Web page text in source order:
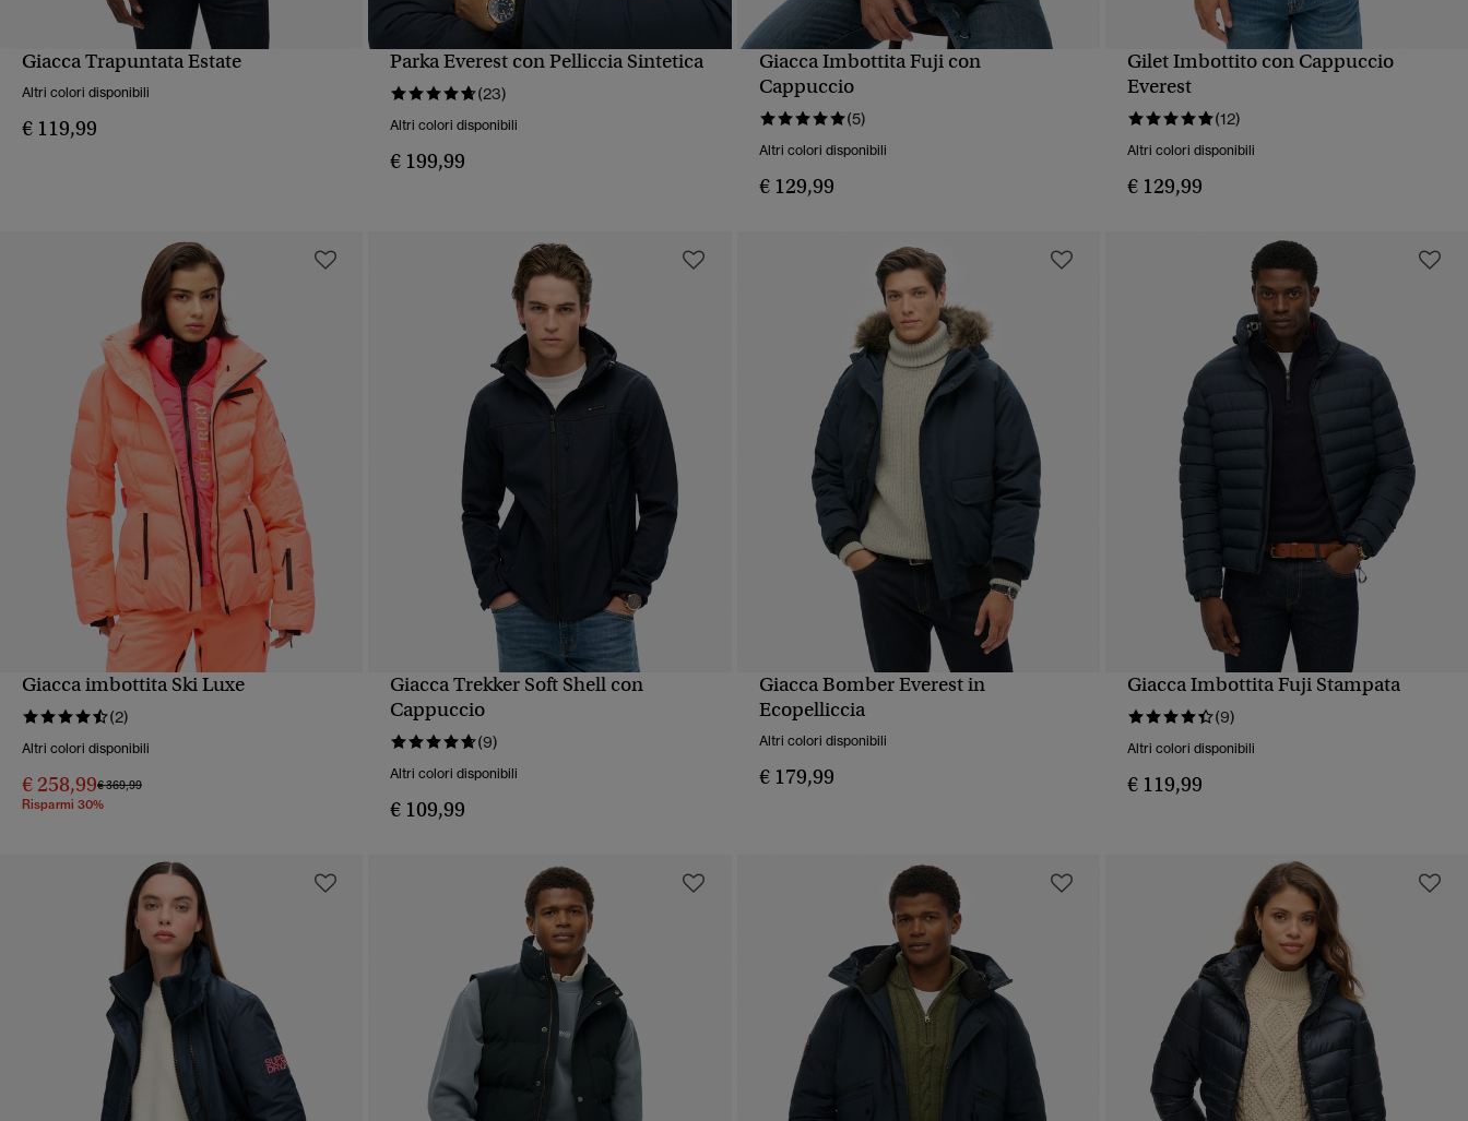
VISUALIZZAZIONE RAPIDA
Giacca Trapuntata Estate
Altri colori disponibili
€ 119,99
Parka Everest con Pelliccia Sintetica
(23)
Altri colori disponibili
€ 199,99
VISUALIZZAZIONE RAPIDA
Giacca Imbottita Fuji con
Cappuccio
(5)
Altri colori disponibili
€ 129,99
VISUALIZZAZIONE RAPIDA
Gilet Imbottito con Cappuccio
Everest
(12)
Altri colori disponibili
€ 129,99
Giacca imbottita Ski Luxe
(2)
Altri colori disponibili
€ 258,99Prezzo ridotto da
€ 369,99a
Risparmi 30%
VISUALIZZAZIONE RAPIDA
Giacca Trekker Soft Shell con
Cappuccio
(9)
Altri colori disponibili
€ 109,99
VISUALIZZAZIONE RAPIDA
Giacca Bomber Everest in
Ecopelliccia
Altri colori disponibili
€ 179,99
VISUALIZZAZIONE RAPIDA
Giacca Imbottita Fuji Stampata
(9)
Altri colori disponibili
€ 119,99